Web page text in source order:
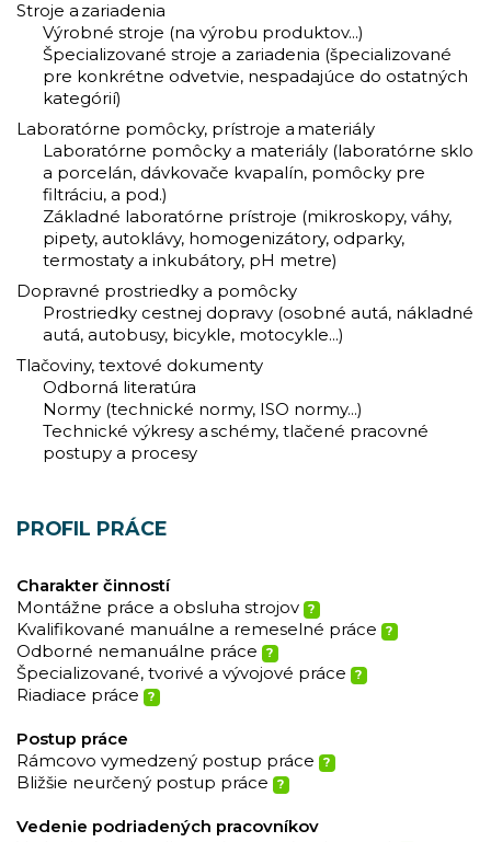
Stroje a zariadenia
Výrobné stroje (na výrobu produktov...)
Špecializované stroje a zariadenia (špecializované
pre konkrétne odvetvie, nespadajúce do ostatných
kategórií)
Laboratórne pomôcky, prístroje a materiály
Laboratórne pomôcky a materiály (laboratórne sklo
a porcelán, dávkovače kvapalín, pomôcky pre
filtráciu, a pod.)
Základné laboratórne prístroje (mikroskopy, váhy,
pipety, autoklávy, homogenizátory, odparky,
termostaty a inkubátory, pH metre)
Dopravné prostriedky a pomôcky
Prostriedky cestnej dopravy (osobné autá, nákladné
autá, autobusy, bicykle, motocykle...)
Tlačoviny, textové dokumenty
Odborná literatúra
Normy (technické normy, ISO normy...)
Technické výkresy a schémy, tlačené pracovné
postupy a procesy
PROFIL PRÁCE
Charakter činností
Montážne práce a obsluha strojov
?
Kvalifikované manuálne a remeselné práce ?
Odborné nemanuálne práce ?
Špecializované, tvorivé a vývojové práce ?
Riadiace práce ?
Postup práce
Rámcovo vymedzený postup práce
?
Bližšie neurčený postup práce ?
Vedenie podriadených pracovníkov